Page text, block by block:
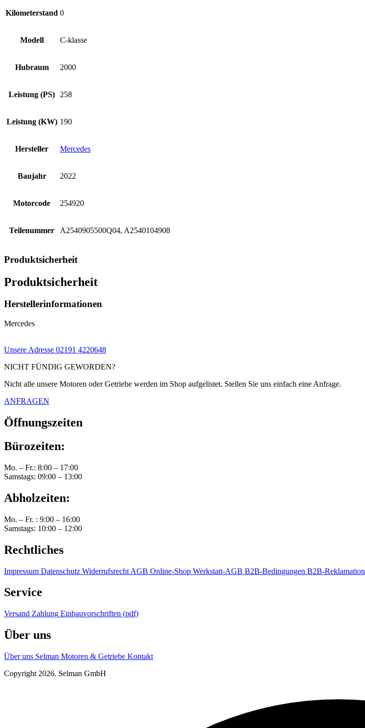
Kilometerstand 0
Modell C-klasse
Hubraum 2000
Leistung (PS) 258
Leistung (KW) 190
Hersteller Mercedes
Baujahr 2022
Motorcode 254920
Teilenummer A2540905500Q04, A2540104908
Produktsicherheit
Produktsicherheit
Herstellerinformationen
Mercedes
Unsere Adresse 02191 4220648
NICHT FÜNDIG GEWORDEN?
Nicht alle unsere Motoren oder Getriebe werden im Shop aufgelistet. Stellen Sie uns einfach eine Anfrage.
ANFRAGEN
Öffnungszeiten
Bürozeiten:
Mo. – Fr.: 8:00 – 17:00
Samstags: 09:00 – 13:00
Abholzeiten:
Mo. – Fr. : 9:00 – 16:00
Samstags: 10:00 – 12:00
Rechtliches
Impressum Datenschutz Widerrufsrecht AGB Online-Shop Werkstatt-AGB B2B-Bedingungen B2B-Reklamation
Service
Versand Zahlung Einbauvorschriften (pdf)
Über uns
Über uns Selman Motoren & Getriebe Kontakt
Copyright 2026. Selman GmbH